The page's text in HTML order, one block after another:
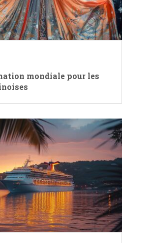
mondiale pour les